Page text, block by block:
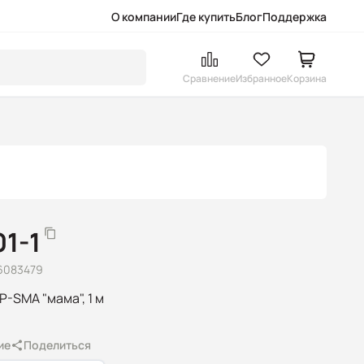
О компанииГде купитьБлогПоддержка
СравнениеИзбранноеКорзина
1
SMA "мама", 1 м
Поделиться